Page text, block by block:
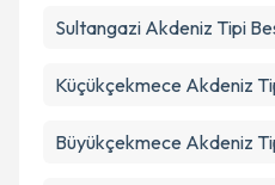
Sultangazi Akdeniz Tipi
Küçükçekmece Akdeniz
Büyükçekmece Akdeniz